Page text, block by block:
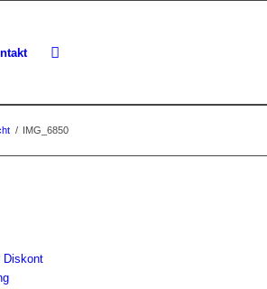
/ IMG_6850
Diskont